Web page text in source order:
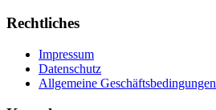
Rechtliches
Impressum
Datenschutz
Allgemeine Geschäftsbedingungen